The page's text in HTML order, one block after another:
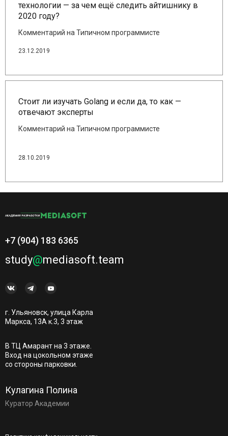
технологии — за чем ещё следить айтишнику в
2020 году?
Комментарий на Типичном программисте
23.12.2019
Стоит ли изучать Golang и если да, то как —
отвечают эксперты
Комментарий на Типичном программисте
28.10.2019
+7 (904) 183 6365
study@mediasoft.team
г. Ульяновск, улица Карла
Маркса, 13А к.3, 3 этаж
В ТЦ Амарант на 3 этаже.
Вход на цокольном этаже
со стороны парковки.
Кулагина Полина
Куратор Академии